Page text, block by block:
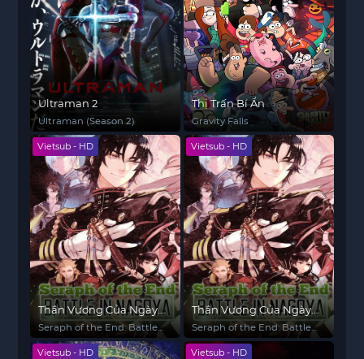
Ultraman 2
Ultraman (Season 2)
Thị Trấn Bí Ẩn
Gravity Falls
Vietsub - HD
Thần Vương Của Ngày
Tàn 2
Seraph of the End: Battle
in Nagoya
Vietsub - HD
Thần Vương Của Ngày
Tàn 2
Seraph of the End: Battle
in Nagoya
Vietsub - HD
Vietsub - HD